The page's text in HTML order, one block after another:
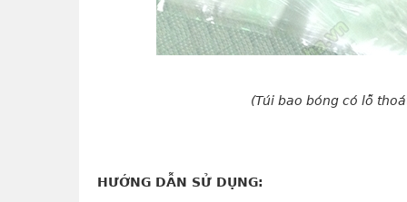
(Túi bao bóng có lỗ
HƯỚNG DẪN SỬ DỤNG: